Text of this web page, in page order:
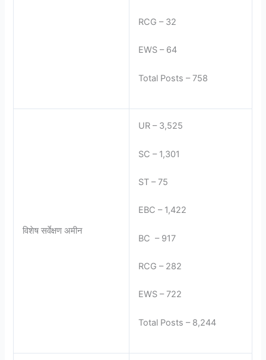
RCG – 32
EWS – 64
Total Posts – 758
विशेष सर्वेक्षण अमीन
UR – 3,525
SC – 1,301
ST – 75
EBC – 1,422
BC – 917
RCG – 282
EWS – 722
Total Posts – 8,244